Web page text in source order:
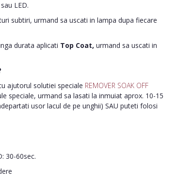
LED.
subtiri, urmand sa uscati in lampa dupa fiecare
durata aplicati Top Coat, urmand sa uscati in
ajutorul solutiei speciale REMOVER SOAK OFF
speciale, urmand sa lasati la inmuiat aprox. 10-15
usor lacul de pe unghii) SAU puteti folosi
30-60sec.